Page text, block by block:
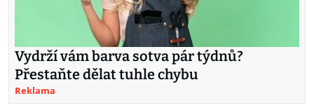
Vydrží vám barva sotva pár týdnů?
Přestaňte dělat tuhle chybu
Reklama